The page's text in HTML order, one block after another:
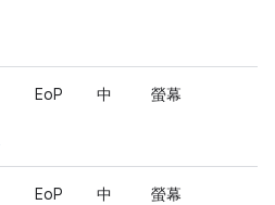
EoP 中 螢幕
EoP 中 螢幕